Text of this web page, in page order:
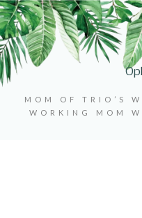
MOM OF TRIO’S
WORKING MOM